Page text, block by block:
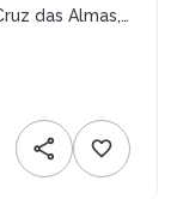
das Almas,